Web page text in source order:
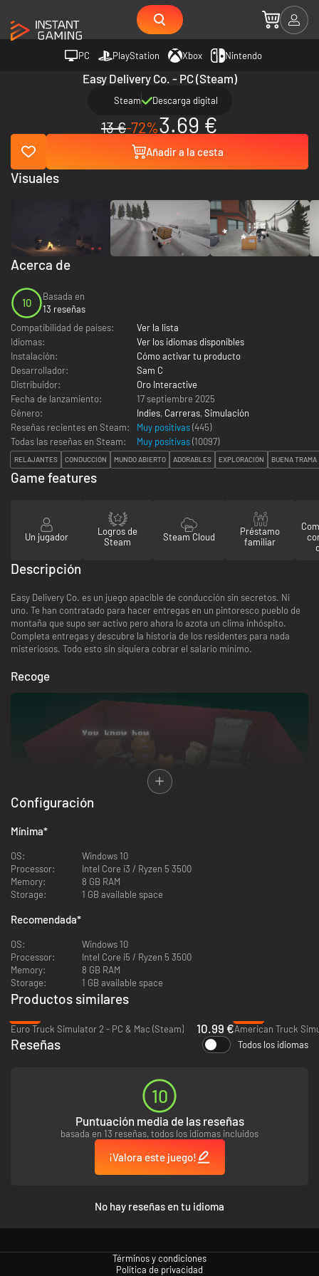
PC PlayStation Xbox Nintendo
Easy Delivery Co. - PC (Steam)
Steam Descarga digital
13 €-72%3.69 €
Añadir a la cesta
Acerca de
10
Basada en
13 reseñas
Compatibilidad de países:
Ver la lista
Idiomas:
Ver los idiomas disponibles
Instalación:
Cómo activar tu producto
Desarrollador:
Sam C
Distribuidor:
Oro Interactive
Fecha de lanzamiento:
17 septiembre 2025
Género:
Indies, Carreras, Simulación
Reseñas recientes en Steam:
Muy positivas(445)
Todas las reseñas en Steam:
Muy positivas(10097)
RELAJANTES CONDUCCIÓN MUNDO ABIERTO ADORABLES EXPLORACIÓN BUENA TRAMA
Visuales
Game features
Un jugador
Logros de
Steam
Steam Cloud
Préstamo
familiar
Descripción
Easy Delivery Co. es un juego apacible de conducción sin secretos. Ni
uno. Te han contratado para hacer entregas en un pintoresco pueblo de
montaña que supo ser activo pero ahora lo azota un clima inhóspito.
Completa entregas y descubre la historia de los residentes para nada
misteriosos. Todo esto sin siquiera cobrar el salario mínimo.
Recoge
Conduce
Configuración
Mínima*
OS:
Windows 10
Processor:
Intel Core i3 / Ryzen 5 3500
Memory:
8 GB RAM
Storage:
1 GB available space
Recomendada*
OS:
Windows 10
Processor:
Intel Core i5 / Ryzen 5 3500
Memory:
8 GB RAM
Storage:
1 GB available space
Productos similares
Euro Truck Simulator 2 - PC & Mac (Steam)
10.99 €American Truck
Reseñas Todos los idiomas
10
Puntuación media de las reseñas
basada en 13 reseñas, todos los idiomas incluidos
¡Valora este juego!
No hay reseñas en tu idioma
Términos y condiciones
Política de privacidad